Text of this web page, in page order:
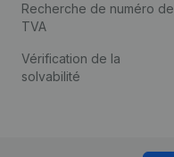
Recherche de numéro de
TVA
Vérification de la
solvabilité